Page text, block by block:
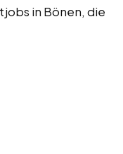
in Bönen, die